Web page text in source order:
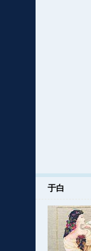
于白